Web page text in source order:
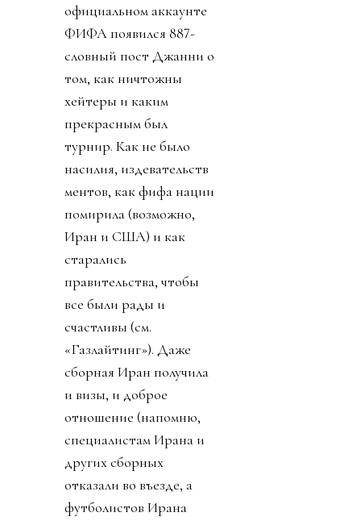
официальном аккаунте
ФИФА появился 887-
словный пост Джанни о
том, как ничтожны
хейтеры и каким
прекрасным был
турнир. Как не было
насилия, издевательств
ментов, как фифа нации
помирила (возможно,
Иран и США) и как
старались
правительства, чтобы
все были рады и
счастливы (см.
«Газлайтинг»). Даже
сборная Иран получила
и визы, и доброе
отношение (напомню,
специалистам Ирана и
других сборных
отказали во въезде, а
футболистов Ирана